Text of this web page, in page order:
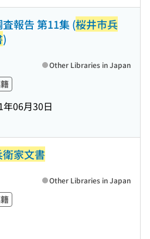
報告 第11集 (桜井市兵
)
年06月30日
Other Libraries in Japan
家文書
Other Libraries in Japan